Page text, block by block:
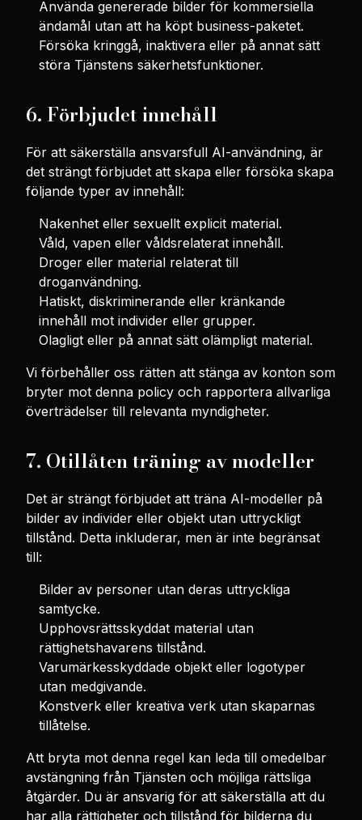
Använda genererade bilder för kommersiella
ändamål utan att ha köpt business-paketet.
Försöka kringgå, inaktivera eller på annat sätt
störa Tjänstens säkerhetsfunktioner.
6. Förbjudet innehåll
För att säkerställa ansvarsfull AI-användning, är
det strängt förbjudet att skapa eller försöka skapa
följande typer av innehåll:
Nakenhet eller sexuellt explicit material.
Våld, vapen eller våldsrelaterat innehåll.
Droger eller material relaterat till
droganvändning.
Hatiskt, diskriminerande eller kränkande
innehåll mot individer eller grupper.
Olagligt eller på annat sätt olämpligt material.
Vi förbehåller oss rätten att stänga av konton som
bryter mot denna policy och rapportera allvarliga
överträdelser till relevanta myndigheter.
7. Otillåten träning av modeller
Det är strängt förbjudet att träna AI-modeller på
bilder av individer eller objekt utan uttryckligt
tillstånd. Detta inkluderar, men är inte begränsat
till:
Bilder av personer utan deras uttryckliga
samtycke.
Upphovsrättsskyddat material utan
rättighetshavarens tillstånd.
Varumärkesskyddade objekt eller logotyper
utan medgivande.
Konstverk eller kreativa verk utan skaparnas
tillåtelse.
Att bryta mot denna regel kan leda till omedelbar
avstängning från Tjänsten och möjliga rättsliga
åtgärder. Du är ansvarig för att säkerställa att du
har alla rättigheter och tillstånd för bilderna du